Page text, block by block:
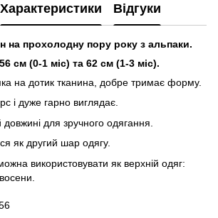
Характеристики Відгуки
на прохолодну пору року з альпаки.
см (0-1 міс) та 62 см (1-3 міс).
на дотик тканина, добре тримає форму.
і дуже гарно виглядає.
для зручного одягання.
як другий шар одягу.
використовувати як верхній одяг: